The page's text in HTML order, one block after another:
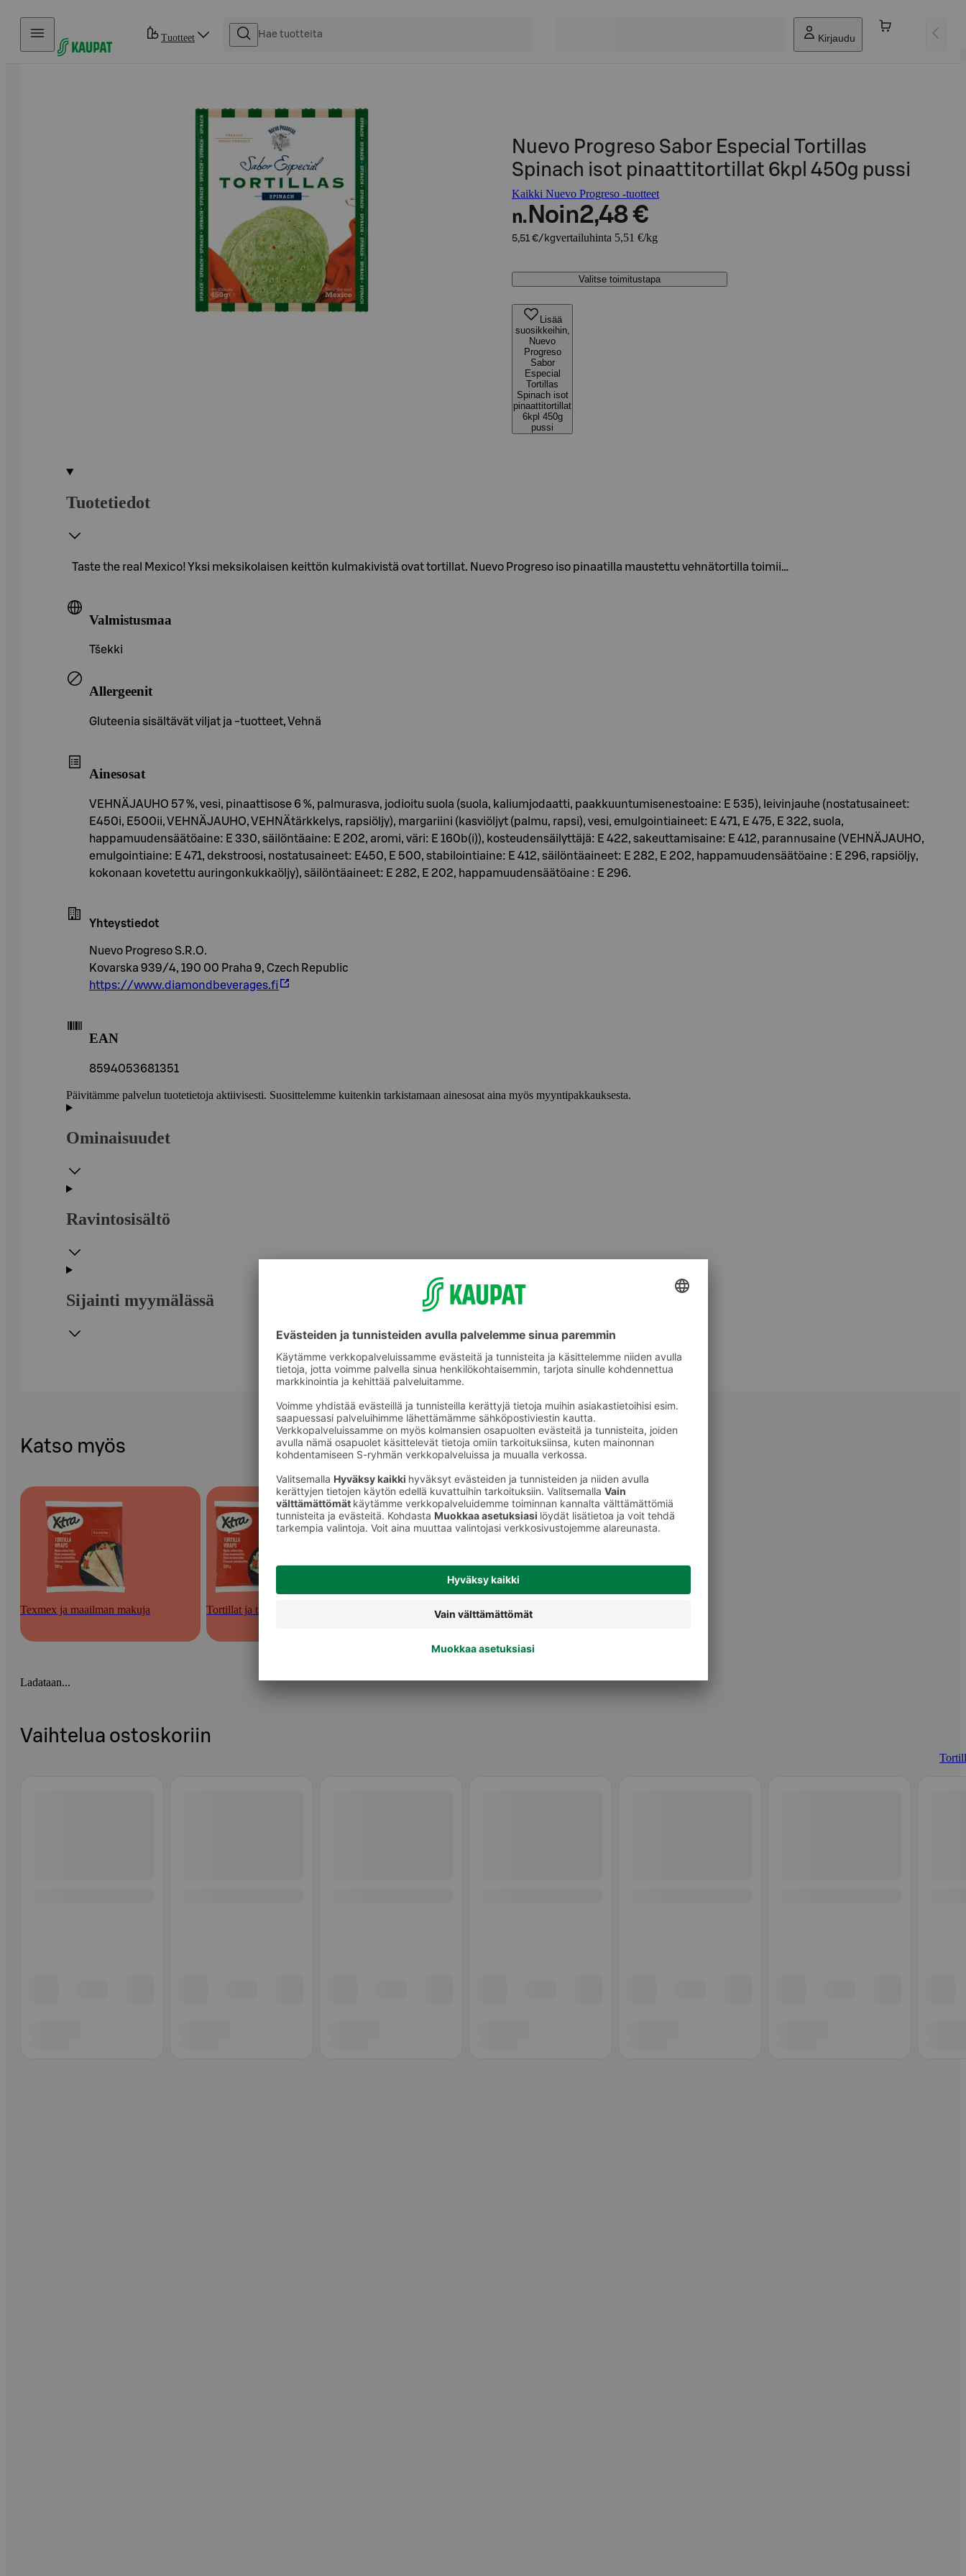
Hyppää sisältöön
Tuotteet Kirjaudu
Nuevo Progreso Sabor Especial Tortillas
Spinach isot pinaattitortillat 6kpl 450g pussi
Kaikki Nuevo Progreso -tuotteet
n. Noin2,48 €
5,51 €/kgvertailuhinta 5,51 €/kg
Valitse toimitustapa
Lisää
suosikkeihin,
Nuevo
Progreso
Sabor
Especial
Tortillas
Spinach isot
pinaattitortillat
6kpl 450g
pussi
Tuotetiedot
Taste the real Mexico! Yksi meksikolaisen keittön kulmakivistä ovat tortillat. Nuevo Progreso iso pinaatilla maustettu vehnätortilla toimii…
Valmistusmaa
Tšekki
Allergeenit
Gluteenia sisältävät viljat ja -tuotteet, Vehnä
Ainesosat
VEHNÄJAUHO 57 %, vesi, pinaattisose 6 %, palmurasva, jodioitu suola (suola, kaliumjodaatti, paakkuuntumisenestoaine: E 535), leivinjauhe (nostatusaineet:
E450i, E500ii, VEHNÄJAUHO, VEHNÄtärkkelys, rapsiöljy), margariini (kasviöljyt (palmu, rapsi), vesi, emulgointiaineet: E 471, E 475, E 322, suola,
happamuudensäätöaine: E 330, säilöntäaine: E 202, aromi, väri: E 160b(i)), kosteudensäilyttäjä: E 422, sakeuttamisaine: E 412, parannusaine (VEHNÄJAUHO,
emulgointiaine: E 471, dekstroosi, nostatusaineet: E450, E 500, stabilointiaine: E 412, säilöntäaineet: E 282, E 202, happamuudensäätöaine : E 296, rapsiöljy,
kokonaan kovetettu auringonkukkaöljy), säilöntäaineet: E 282, E 202, happamuudensäätöaine : E 296.
Yhteystiedot
Nuevo Progreso S.R.O.
Kovarska 939/4, 190 00 Praha 9, Czech Republic
https://www.diamondbeverages.fi
EAN
8594053681351
Päivitämme palvelun tuotetietoja aktiivisesti. Suosittelemme kuitenkin tarkistamaan ainesosat aina myös myyntipakkauksesta.
Ominaisuudet
Ravintosisältö
Sijainti myymälässä
Katso myös
Texmex ja maailman makuja Tortillat ja tacokuoret Tortillat
Ladataan...
Vaihtelua ostoskoriin